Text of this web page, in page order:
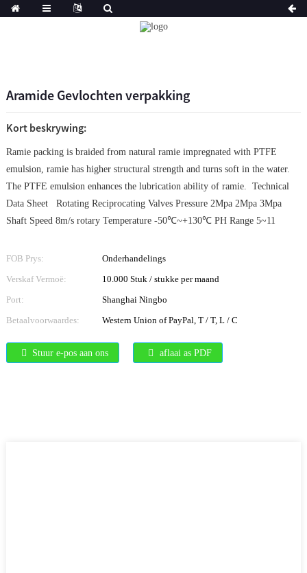
Aramide Gevlochten verpakking
Kort beskrywing:
Ramie packing is braided from natural ramie impregnated with PTFE
emulsion, ramie has higher structural strength and turns soft in the water.
The PTFE emulsion enhances the lubrication ability of ramie. Technical
Data Sheet Rotating Reciprocating Valves Pressure 2Mpa 2Mpa 3Mpa
Shaft Speed 8m/s rotary Temperature -50℃~+130℃ PH Range 5~11
FOB Prys:
Onderhandelings
Verskaf Vermoë:
10.000 Stuk / stukke per maand
Port:
Shanghai Ningbo
Betaalvoorwaardes:
Western Union of PayPal, T / T, L / C
Stuur e-pos aan ons aflaai as PDF